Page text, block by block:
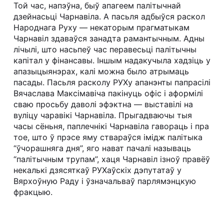
Той час, напэўна, быў апагеем палітычнай
дзейнасьці Чарнавіла. А пасьля адбыўся раскол
Народнага Руху — некаторым прагматыкам
Чарнавіл здаваўся занадта рамантычным. Адны
лічылі, што насьпеў час перавесьці палітычны
капітал у фінансавы. Іншым надакучыла хадзіць у
апазыцыянэрах, калі можна было атрымаць
пасады. Пасьля расколу РУХу апанэнты папрасілі
Вячаслава Максімавіча пакінуць офіс і аформілі
сваю просьбу даволі эфэктна — выставілі на
вуліцу чаравікі Чарнавіла. Прыгадваючы тыя
часы сёньня, паплечнікі Чарнавіла гавораць і пра
тое, што ў прэсе яму ствараўся імідж палітыка
“ўчорашняга дня”, яго нават пачалі называць
“палітычным трупам”, хаця Чарнавіл ізноў правёў
некалькі дзясяткаў РУХаўскіх дэпутатаў у
Вярхоўную Раду і ўзначальваў парлямэнцкую
фракцыю.